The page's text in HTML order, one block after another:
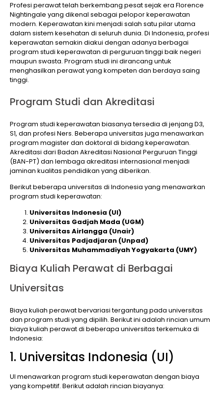
Profesi perawat telah berkembang pesat sejak era Florence
Nightingale yang dikenal sebagai pelopor keperawatan
modern. Keperawatan kini menjadi salah satu pilar utama
dalam sistem kesehatan di seluruh dunia. Di Indonesia, profesi
keperawatan semakin diakui dengan adanya berbagai
program studi keperawatan di perguruan tinggi baik negeri
maupun swasta. Program studi ini dirancang untuk
menghasilkan perawat yang kompeten dan berdaya saing
tinggi.
Program Studi dan Akreditasi
Program studi keperawatan biasanya tersedia di jenjang D3,
S1, dan profesi Ners. Beberapa universitas juga menawarkan
program magister dan doktoral di bidang keperawatan.
Akreditasi dari Badan Akreditasi Nasional Perguruan Tinggi
(BAN-PT) dan lembaga akreditasi internasional menjadi
jaminan kualitas pendidikan yang diberikan.
Berikut beberapa universitas di Indonesia yang menawarkan
program studi keperawatan:
Universitas Indonesia (UI)
Universitas Gadjah Mada (UGM)
Universitas Airlangga (Unair)
Universitas Padjadjaran (Unpad)
Universitas Muhammadiyah Yogyakarta (UMY)
Biaya Kuliah Perawat di Berbagai
Universitas
Biaya kuliah perawat bervariasi tergantung pada universitas
dan program studi yang dipilih. Berikut ini adalah rincian umum
biaya kuliah perawat di beberapa universitas terkemuka di
Indonesia:
1. Universitas Indonesia (UI)
UI menawarkan program studi keperawatan dengan biaya
yang kompetitif. Berikut adalah rincian biayanya: